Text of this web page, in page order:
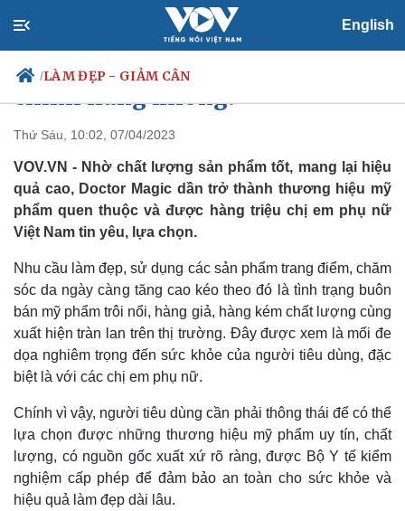
English
/LÀM ĐẸP - GIẢM CÂN
Chính trị
Đảng
Tổ chức nhân sự
Quốc hội
Xã hội
Tin 24h
Dự báo thời tiết
Việc làm
Biển đảo
Mỹ Phẩm Doctor Magic có được
Bộ Y tế cấp phép nhập khẩu
chính hãng không?
Thứ Sáu, 10:02, 07/04/2023
VOV.VN - Nhờ chất lượng sản phẩm tốt, mang lại hiệu
quả cao, Doctor Magic dần trở thành thương hiệu mỹ
phẩm quen thuộc và được hàng triệu chị em phụ nữ
Việt Nam tin yêu, lựa chọn.
Nhu cầu làm đẹp, sử dụng các sản phẩm trang điểm, chăm
sóc da ngày càng tăng cao kéo theo đó là tình trạng buôn
bán mỹ phẩm trôi nổi, hàng giả, hàng kém chất lượng cùng
xuất hiện tràn lan trên thị trường. Đây được xem là mối đe
dọa nghiêm trọng đến sức khỏe của người tiêu dùng, đặc
biệt là với các chị em phụ nữ.
Chính vì vậy, người tiêu dùng cần phải thông thái để có thể
lựa chọn được những thương hiệu mỹ phẩm uy tín, chất
lượng, có nguồn gốc xuất xứ rõ ràng, được Bộ Y tế kiểm
nghiệm cấp phép để đảm bảo an toàn cho sức khỏe và
hiệu quả làm đẹp dài lâu.